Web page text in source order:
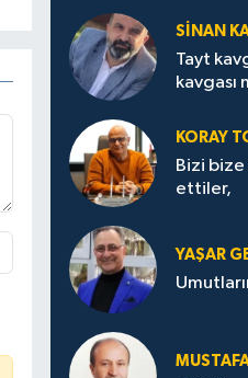
SİNAN
Tayt
kavgası
KORAY
Bizi bize
ettiler,
YAŞAR